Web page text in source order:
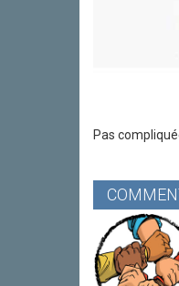
Pas